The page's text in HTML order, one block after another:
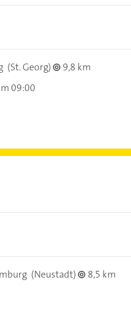
(St. Georg)
9,8 km
09:00
(Neustadt)
8,5 km